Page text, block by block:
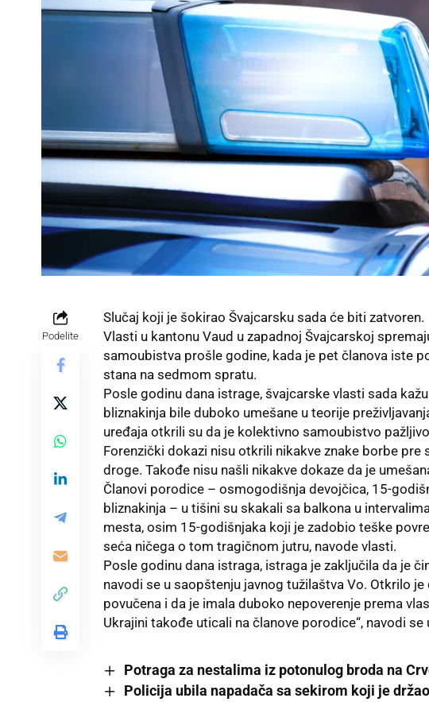
Podelite
Slučaj koji je šokirao Švajcarsku sada će biti zatvoren.
Vlasti u kantonu Vaud u zapadnoj Švajcarskoj
samoubistva prošle godine, kada je pet članova iste
stana na sedmom spratu.
Posle godinu dana istrage, švajcarske vlasti sada
bliznakinja bile duboko umešane u teorije
uređaja otkrili su da je kolektivno samoubistvo
Forenzički dokazi nisu otkrili nikakve znake borbe
droge. Takođe nisu našli nikakve dokaze da je
Članovi porodice – osmogodišnja devojčica, 15-
bliznakinja – u tišini su skakali sa balkona u
mesta, osim 15-godišnjaka koji je zadobio teške
seća ničega o tom tragičnom jutru, navode vlasti.
Posle godinu dana istraga, istraga je zaključila da je
navodi se u saopštenju javnog tužilaštva Vo. Otkrilo
povučena i da je imala duboko nepoverenje prema
Ukrajini takođe uticali na članove porodice“, navodi se
Potraga za nestalima iz potonulog broda na
Policija ubila napadača sa sekirom koji je